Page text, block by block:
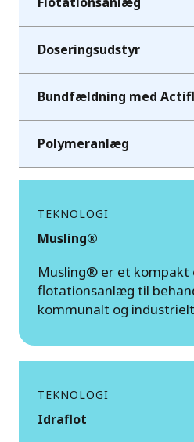
Doseringsudstyr
Bundfældning med
Polymeranlæg
TEKNOLOGI
Musling®
Musling® er et kompakt
flotationsanlæg til
kommunalt og
TEKNOLOGI
Idraflot